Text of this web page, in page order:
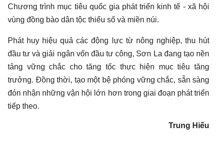
Chương trình mục tiêu quốc gia phát triển kinh tế - xã hội
vùng đồng bào dân tộc thiểu số và miền núi.
Phát huy hiệu quả các động lực từ nông nghiệp, thu hút
đầu tư và giải ngân vốn đầu tư công, Sơn La đang tạo nền
tảng vững chắc cho tăng tốc thực hiện mục tiêu tăng
trưởng. Đồng thời, tạo một bệ phóng vững chắc, sẵn sàng
đón nhận những vận hội lớn hơn trong giai đoạn phát triển
tiếp theo.
Trung Hiếu